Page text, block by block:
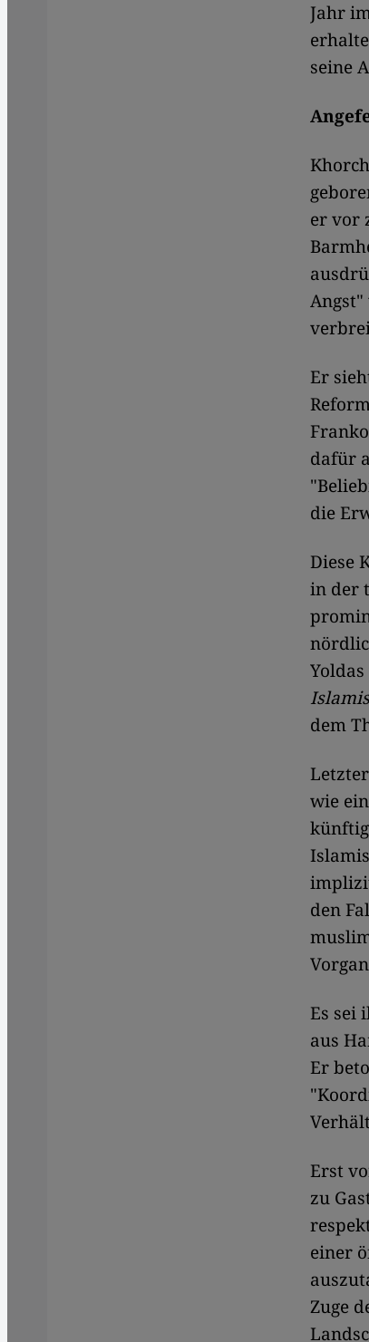
Jahr
seine
er vor
Er
dafür
die
Diese
in der
dem
wie
den
Es sei
aus
Er
Erst
zu
einer
Zuge